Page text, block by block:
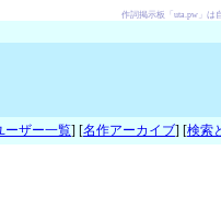
作詞掲示板「uta.pw」は
ーザー一覧] [名作アーカイブ] [検索